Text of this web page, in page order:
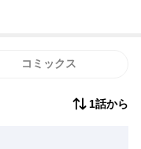
コミックス
1話から